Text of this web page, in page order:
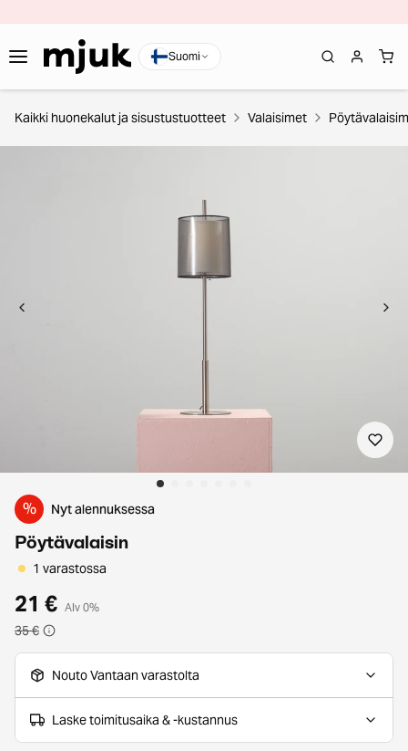
Suomi
Kaikki huonekalut ja sisustustuotteet Valaisimet
% Nyt alennuksessa
Pöytävalaisin
1 varastossa
21 € Alv 0%
35 €
Nouto Vantaan varastolta
Laske toimitusaika & -kustannus